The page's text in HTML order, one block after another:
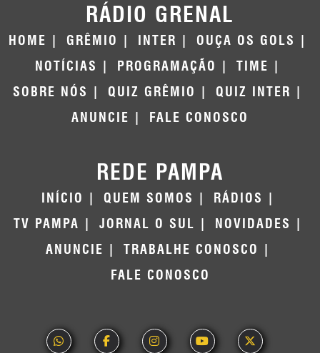
RÁDIO GRENAL
HOME GRÊMIO INTER
OUÇA OS GOLS
NOTÍCIAS
PROGRAMAÇÃO
TIME
SOBRE NÓS
QUIZ GRÊMIO
QUIZ INTER
ANUNCIE
FALE CONOSCO
REDE PAMPA
INÍCIO QUEM SOMOS
RÁDIOS
TV PAMPA
JORNAL O SUL
NOVIDADES
ANUNCIE
TRABALHE CONOSCO
FALE CONOSCO